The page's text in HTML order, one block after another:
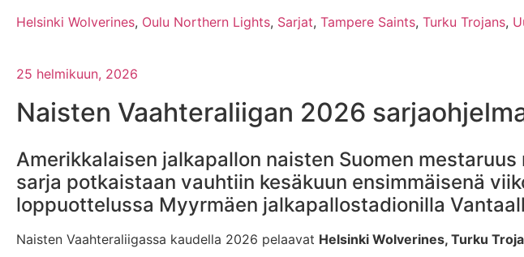
Helsinki Wolverines, Oulu Northern Lights, Sarjat, Tampere Saints, Turku Trojans,
25 helmikuun, 2026
Naisten Vaahteraliigan 2026
Amerikkalaisen jalkapallon naisten Suomen
sarja potkaistaan vauhtiin kesäkuun ensimmäisenä
loppuottelussa Myyrmäen jalkapallostadionilla
Naisten Vaahteraliigassa kaudella 2026 pelaavat Helsinki Wolverines, Turku